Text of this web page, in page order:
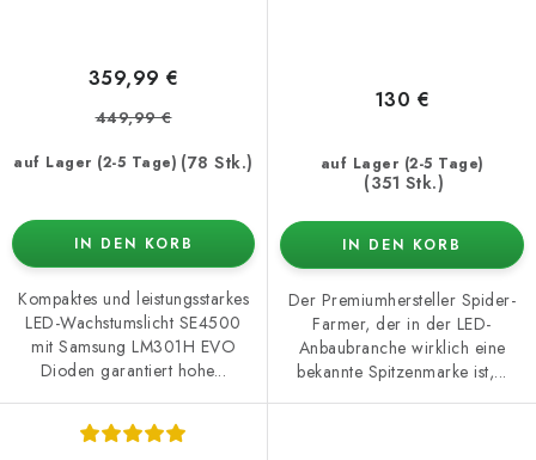
auf Lager (2-5 Tage) (78 Stk.)
359,99 €
449,99 €
IN DEN KORB
Kompaktes und leistungsstarkes
LED-Wachstumslicht SE4500
mit Samsung LM301H EVO
Dioden garantiert hohe...
auf Lager (2-5 Tage)
(351 Stk.)
130 €
IN DEN KORB
Der Premiumhersteller Spider-
Farmer, der in der LED-
Anbaubranche wirklich eine
bekannte Spitzenmarke ist,...